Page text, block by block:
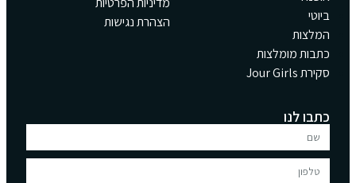
ביוטי
המלצות
כתבות מומלצות
סקירת Jour Girls
הצהרת נגישות
כתבו לנו